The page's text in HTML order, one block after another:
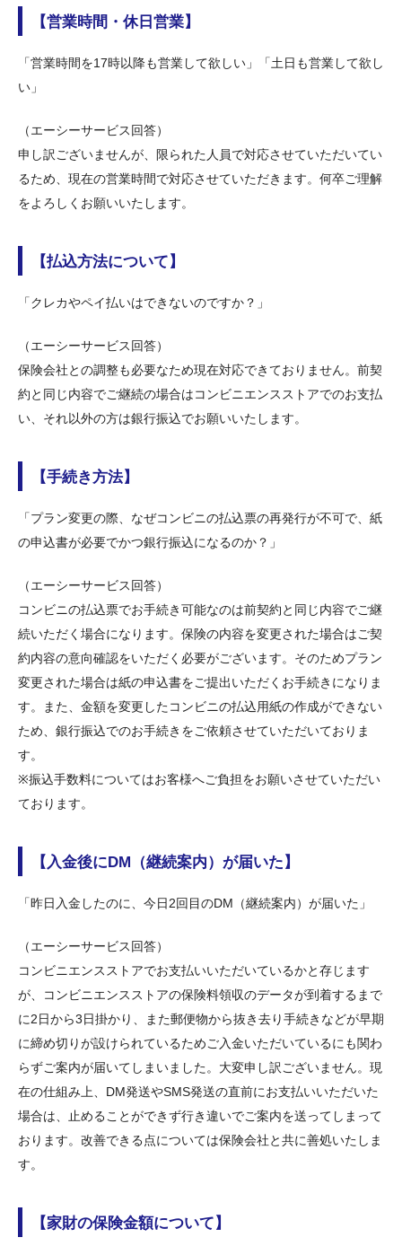
【営業時間・休日営業】
「営業時間を17時以降も営業して欲しい」「土日も営業して欲し
い」
（エーシーサービス回答）
申し訳ございませんが、限られた人員で対応させていただいてい
るため、現在の営業時間で対応させていただきます。何卒ご理解
をよろしくお願いいたします。
【払込方法について】
「クレカやペイ払いはできないのですか？」
（エーシーサービス回答）
保険会社との調整も必要なため現在対応できておりません。前契
約と同じ内容でご継続の場合はコンビニエンスストアでのお支払
い、それ以外の方は銀行振込でお願いいたします。
【手続き方法】
「プラン変更の際、なぜコンビニの払込票の再発行が不可で、紙
の申込書が必要でかつ銀行振込になるのか？」
（エーシーサービス回答）
コンビニの払込票でお手続き可能なのは前契約と同じ内容でご継
続いただく場合になります。保険の内容を変更された場合はご契
約内容の意向確認をいただく必要がございます。そのためプラン
変更された場合は紙の申込書をご提出いただくお手続きになりま
す。また、金額を変更したコンビニの払込用紙の作成ができない
ため、銀行振込でのお手続きをご依頼させていただいておりま
す。
※振込手数料についてはお客様へご負担をお願いさせていただい
ております。
【入金後にDM（継続案内）が届いた】
「昨日入金したのに、今日2回目のDM（継続案内）が届いた」
（エーシーサービス回答）
コンビニエンスストアでお支払いいただいているかと存じます
が、コンビニエンスストアの保険料領収のデータが到着するまで
に2日から3日掛かり、また郵便物から抜き去り手続きなどが早期
に締め切りが設けられているためご入金いただいているにも関わ
らずご案内が届いてしまいました。大変申し訳ございません。現
在の仕組み上、DM発送やSMS発送の直前にお支払いいただいた
場合は、止めることができず行き違いでご案内を送ってしまって
おります。改善できる点については保険会社と共に善処いたしま
す。
【家財の保険金額について】